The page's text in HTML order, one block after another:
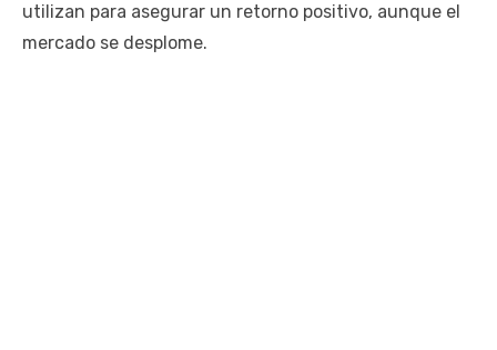
utilizan para asegurar un retorno positivo, aunque el
mercado se desplome.